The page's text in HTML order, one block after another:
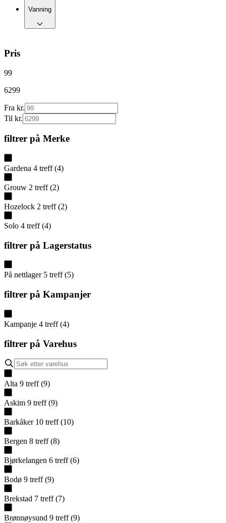
Vanning
Pris
99
6299
Fra kr.
Til kr.
filtrer på Merke
Gardena 4 treff (4)
Grouw 2 treff (2)
Hozelock 2 treff (2)
Solo 4 treff (4)
filtrer på Lagerstatus
På nettlager 5 treff (5)
filtrer på Kampanjer
Kampanje 4 treff (4)
filtrer på Varehus
Alta 9 treff (9)
Askim 9 treff (9)
Barkåker 10 treff (10)
Bergen 8 treff (8)
Bjørkelangen 6 treff (6)
Bodø 9 treff (9)
Brekstad 7 treff (7)
Brønnøysund 9 treff (9)